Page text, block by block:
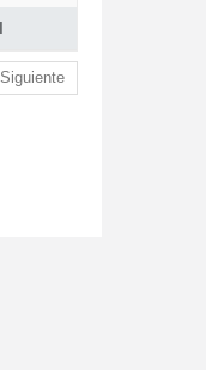
Siguiente